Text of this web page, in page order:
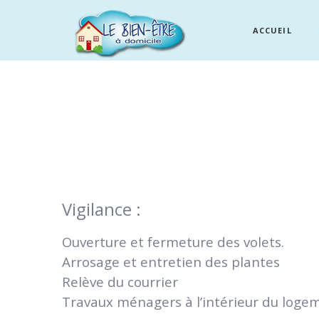
ACCUEIL
Vigilance :
Ouverture et fermeture des volets.
Arrosage et entretien des plantes
Relève du courrier
Travaux ménagers à l’intérieur du